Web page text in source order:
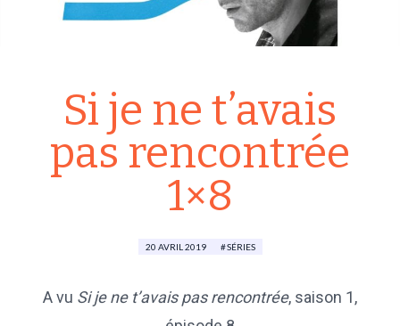
Si je ne t’avais
pas rencontrée
1×8
20 AVRIL 2019 SÉRIES
A vu Si je ne t’avais pas rencontrée, saison 1,